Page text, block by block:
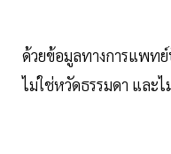
ด้วยข้อมูลทางการแพท
ไม่ใช่หวัดธรรมดา และ